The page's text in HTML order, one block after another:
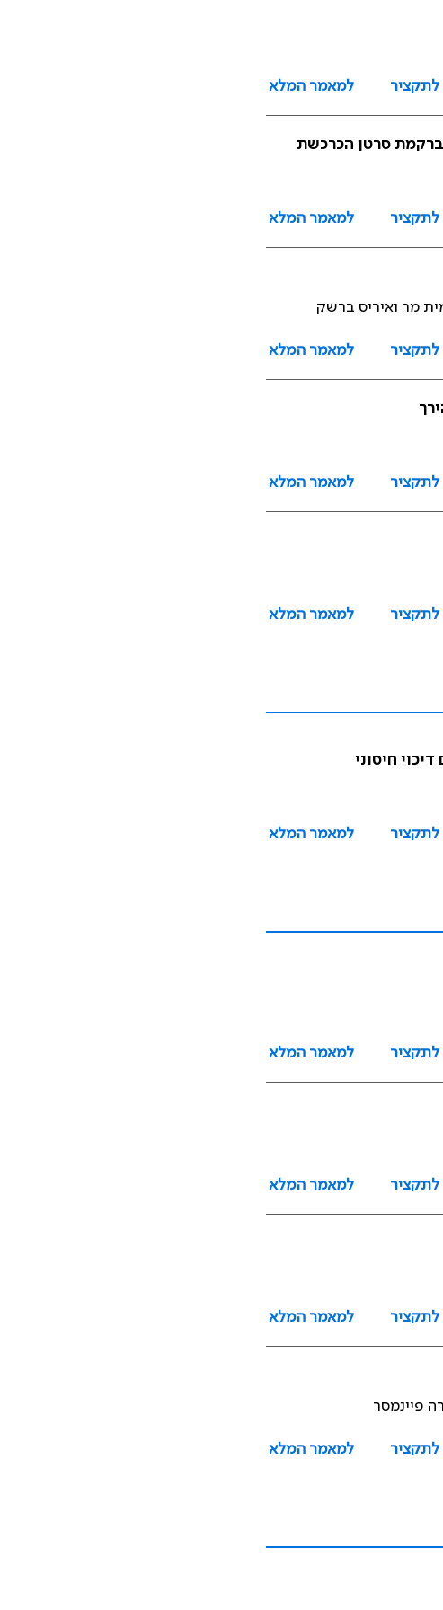
לתקציר
למאמר המלא
לתקציר
למאמר המלא
מר ואיריס ברשק
לתקציר
למאמר המלא
לתקציר
למאמר המלא
לתקציר
למאמר המלא
לתקציר
למאמר המלא
לתקציר
למאמר המלא
לתקציר
למאמר המלא
לתקציר
למאמר המלא
פיינמסר
לתקציר
למאמר המלא